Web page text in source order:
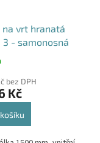
na vrt hranatá
3 - samonosná
bez DPH
Kč